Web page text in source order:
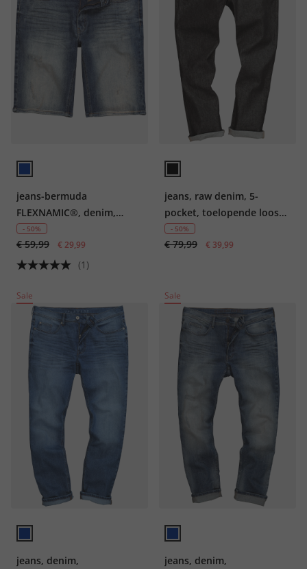
jeans-bermuda
FLEXNAMIC®, denim,
Straight Fit, 5-pocket, tot
maat 72
- 50%
€ 59,99 € 29,99
(1)
jeans, raw denim, 5-
pocket, toelopende loose
fit, tot 72
- 50%
€ 79,99 € 39,99
Sale
jeans, denim,
Sale
jeans, denim,